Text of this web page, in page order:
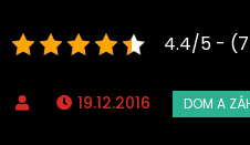
4.4/5 -
19.12.2016